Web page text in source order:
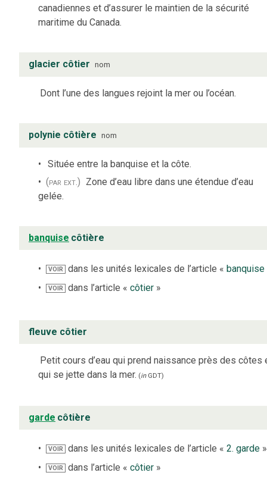
canadiennes et d’assurer le maintien de la sécurité
maritime du Canada.
glacier côtier nom
Dont l’une des langues rejoint la mer ou l’océan.
polynie côtière nom
Située entre la banquise et la côte.
(par ext.) Zone d’eau libre dans une étendue d’eau
gelée.
banquise côtière
VOIR dans les unités lexicales de l’article «banquise
VOIR dans l’article «côtier »
fleuve côtier
Petit cours d’eau qui prend naissance près des côtes
qui se jette dans la mer. (inGDT)
garde côtière
VOIR dans les unités lexicales de l’article «2. garde »
VOIR dans l’article «côtier »